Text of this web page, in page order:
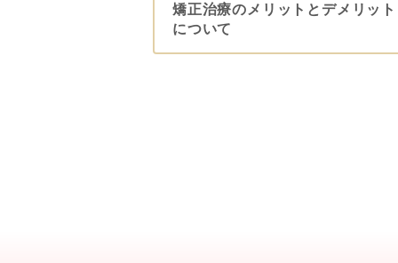
矯正治療のメリットとデメリット
について